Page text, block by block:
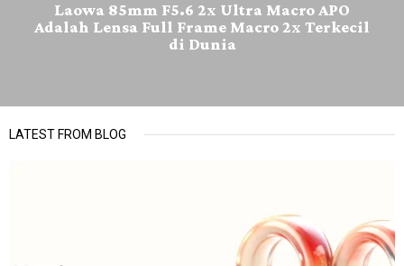
Laowa 85mm F5.6 2x Ultra Macro APO
Adalah Lensa Full Frame Macro 2x Terkecil
di Dunia
LATEST FROM BLOG